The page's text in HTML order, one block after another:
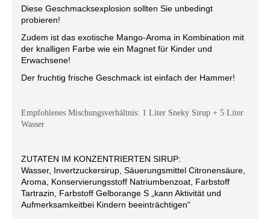
Diese Geschmacksexplosion sollten Sie unbedingt
probieren!
Zudem ist das exotische Mango-Aroma in Kombination mit
der knalligen Farbe wie ein Magnet für Kinder und
Erwachsene!
Der fruchtig frische Geschmack ist einfach der Hammer!
Empfohlenes Mischungsverhältnis: 1 Liter Sneky Sirup + 5 Liter
Wasser
ZUTATEN IM KONZENTRIERTEN SIRUP:
Wasser, Invertzuckersirup, Säuerungsmittel Citronensäure,
Aroma, Konservierungsstoff Natriumbenzoat, Farbstoff
Tartrazin, Farbstoff Gelborange S „kann Aktivität und
Aufmerksamkeitbei Kindern beeinträchtigen“